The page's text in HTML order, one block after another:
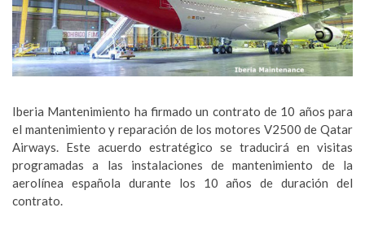
Iberia Mantenimiento ha firmado un contrato de 10 años para
el mantenimiento y reparación de los motores V2500 de Qatar
Airways. Este acuerdo estratégico se traducirá en visitas
programadas a las instalaciones de mantenimiento de la
aerolínea española durante los 10 años de duración del
contrato.